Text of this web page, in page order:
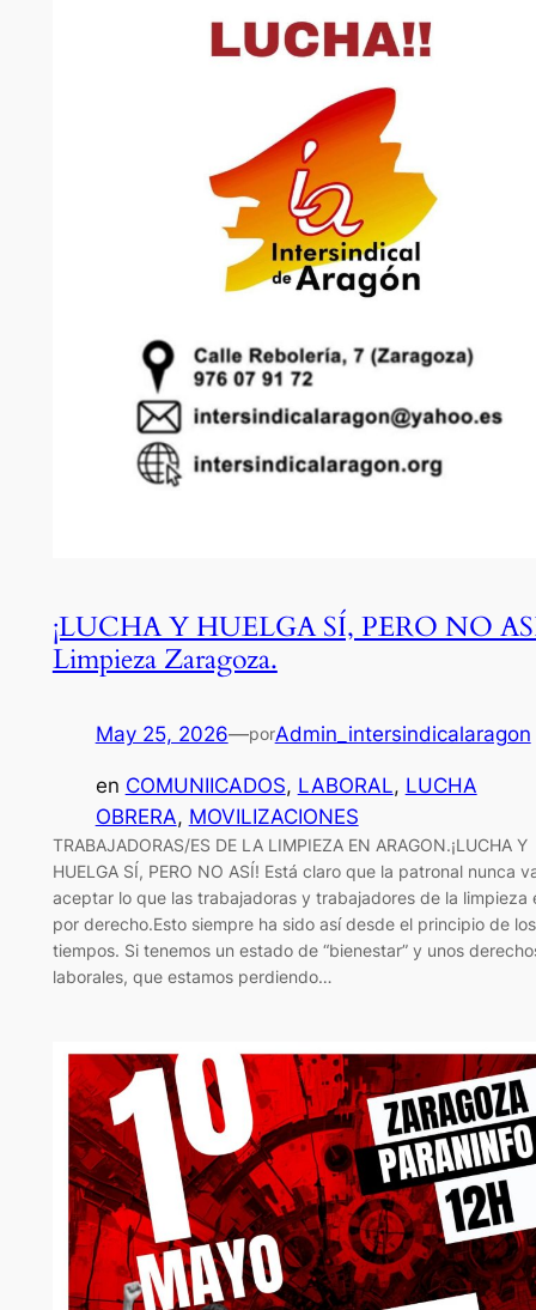
¡LUCHA Y HUELGA SÍ, PERO NO
Limpieza Zaragoza.
May 25, 2026—porAdmin_intersindicalaragon
en COMUNIICADOS, LABORAL, LUCHA
OBRERA, MOVILIZACIONES
TRABAJADORAS/ES DE LA LIMPIEZA EN ARAGON.¡LUCHA Y
HUELGA SÍ, PERO NO ASÍ! Está claro que la patronal nunca
aceptar lo que las trabajadoras y trabajadores de la limpieza
por derecho.Esto siempre ha sido así desde el principio de los
tiempos. Si tenemos un estado de “bienestar” y unos
laborales, que estamos perdiendo…